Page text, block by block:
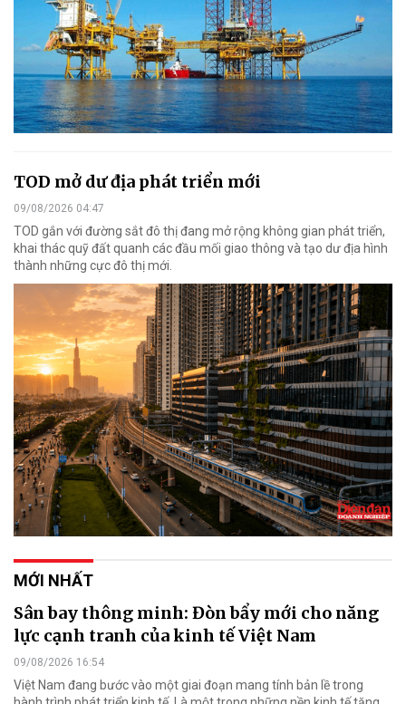
TOD mở dư địa phát triển mới
09/08/2026 04:47
TOD gắn với đường sắt đô thị đang mở rộng không gian phát triển,
khai thác quỹ đất quanh các đầu mối giao thông và tạo dư địa hình
thành những cực đô thị mới.
MỚI NHẤT
Sân bay thông minh: Đòn bẩy mới cho năng
lực cạnh tranh của kinh tế Việt Nam
09/08/2026 16:54
Việt Nam đang bước vào một giai đoạn mang tính bản lề trong